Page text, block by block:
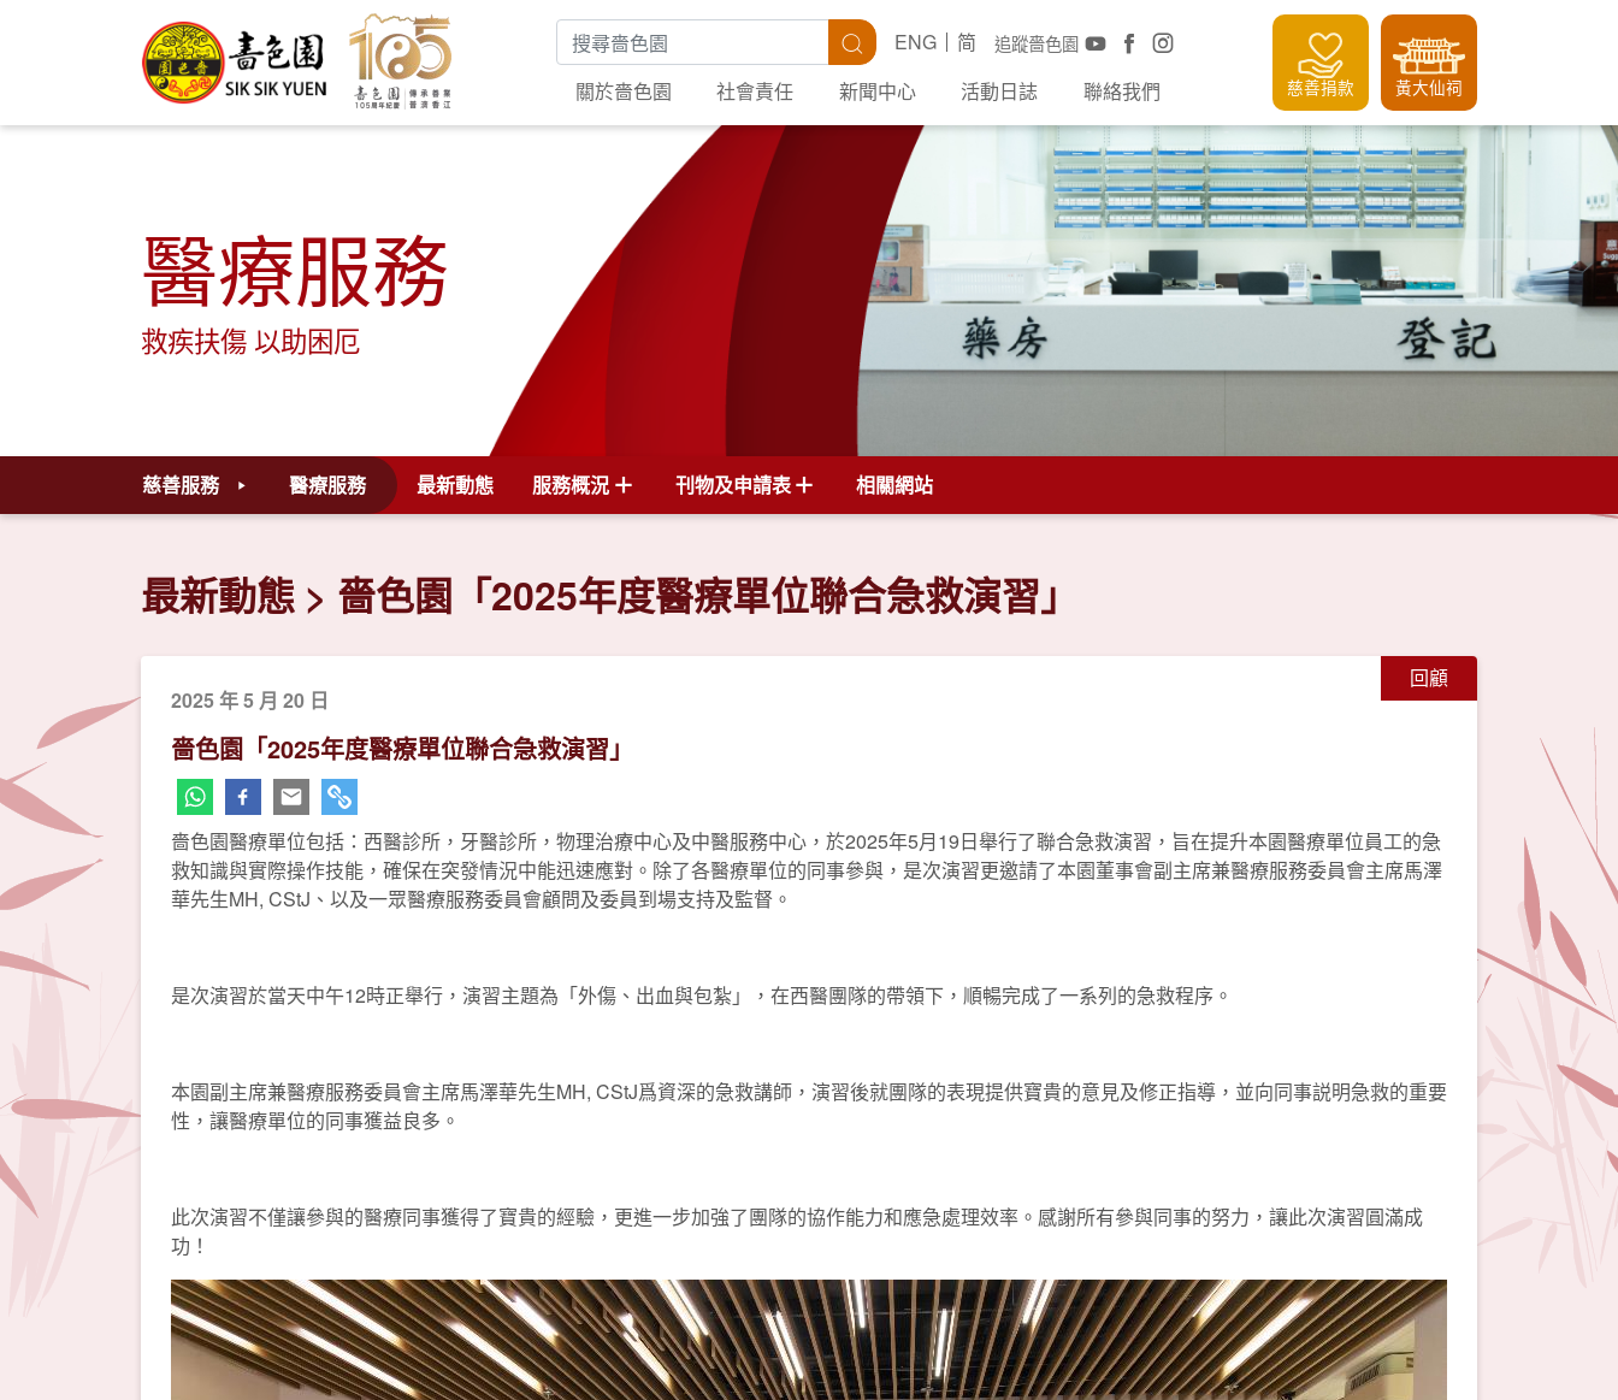
搜尋關鍵字 搜尋 追蹤嗇色園
ENG
简
關於嗇色園
社會責任 新聞中心 活動日誌 聯絡我們 慈善捐款 黃大仙祠
醫療服務
救疾扶傷 以助困厄
慈善服務 醫療服務 最新動態 服務概況 刊物及申請表 相關網站
最新動態 嗇色園「2025年度醫療單位聯合急救演習」
回顧
2025 年 5 月 20 日
嗇色園「2025年度醫療單位聯合急救演習」
嗇色園醫療單位包括：西醫診所，牙醫診所，物理治療中心及中醫服務中心，於2025年5月19日舉行了聯合急救演習，旨在提升本園醫療單位員工的急
救知識與實際操作技能，確保在突發情況中能迅速應對。除了各醫療單位的同事參與，是次演習更邀請了本園董事會副主席兼醫療服務委員會主席馬澤
華先生MH, CStJ、以及一眾醫療服務委員會顧問及委員到場支持及監督。
是次演習於當天中午12時正舉行，演習主題為「外傷、出血與包紮」，在西醫團隊的帶領下，順暢完成了一系列的急救程序。
本園副主席兼醫療服務委員會主席馬澤華先生MH, CStJ爲資深的急救講師，演習後就團隊的表現提供寶貴的意見及修正指導，並向同事説明急救的重要
性，讓醫療單位的同事獲益良多。
此次演習不僅讓參與的醫療同事獲得了寶貴的經驗，更進一步加強了團隊的協作能力和應急處理效率。感謝所有參與同事的努力，讓此次演習圓滿成
功！